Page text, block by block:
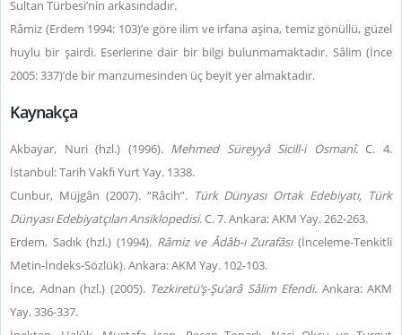
Sultan Türbesi’nin arkasındadır.
Râmiz (Erdem 1994: 103)’e göre ilim ve irfana aşina, temiz gönüllü, güzel
huylu bir şairdi. Eserlerine dair bir bilgi bulunmamaktadır. Sâlim (İnce
2005: 337)’de bir manzumesinden üç beyit yer almaktadır.
Kaynakça
Akbayar, Nuri (hzl.) (1996). Mehmed Süreyyâ Sicill-i Osmanî.C. 4.
İstanbul: Tarih Vakfı Yurt Yay. 1338.
Cunbur, Müjgân (2007). “Râcih”. Türk Dünyası Ortak Edebiyatı, Türk
Dünyası Edebiyatçıları Ansiklopedisi. C. 7. Ankara: AKM Yay. 262-263.
Erdem, Sadık (hzl.) (1994). Râmiz ve Âdâb-ı Zurafâsı(İnceleme-Tenkitli
Metin-İndeks-Sözlük). Ankara: AKM Yay. 102-103.
İnce, Adnan (hzl.) (2005). Tezkiretü’ş-Şu‘arâ Sâlim Efendi. Ankara: AKM
Yay. 336-337.